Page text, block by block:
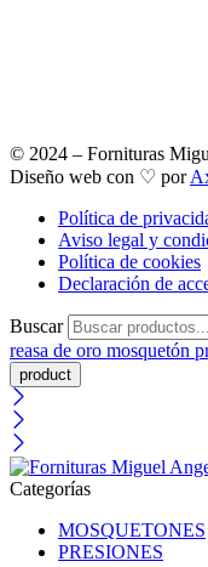
© 2024 – Fornituras
Diseño web con ♡ por
Política de
Aviso legal y
Política de cookies
Declaración de
Buscar
reasa de oro mosquetón
Categorías
MOSQUETONES
PRESIONES